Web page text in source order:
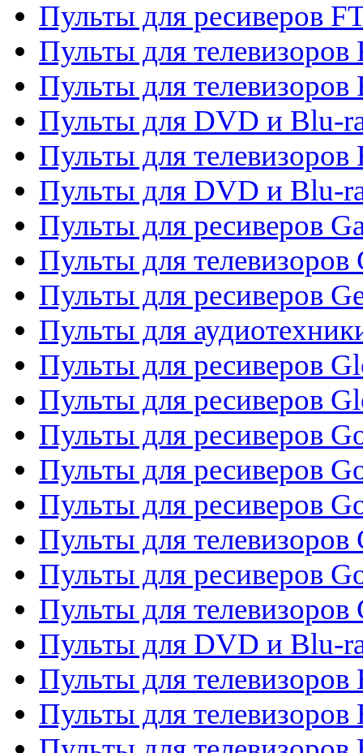
Пульты для ресиверов
Пульты для телевизоров
Пульты для телевизоров
Пульты для DVD и Blu-
Пульты для телевизоров
Пульты для DVD и Blu-
Пульты для ресиверов
Пульты для телевизоров
Пульты для ресиверов
Пульты для
Пульты для ресиверов
Пульты для ресиверов
Пульты для ресиверов
Пульты для ресиверов
Пульты для ресиверов
Пульты для телевизоров
Пульты для ресиверов
Пульты для телевизоров
Пульты для DVD и Blu-
Пульты для телевизоров
Пульты для телевизоров